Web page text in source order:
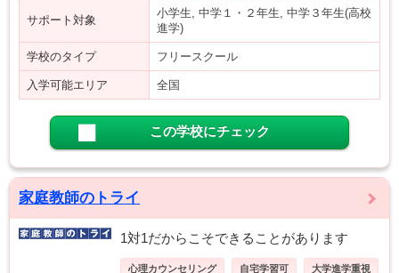
サポート対象
小学生, 中学１・２年生, 中学３年生(高校
進学)
学校のタイプ フリースクール
入学可能エリア 全国
この学校にチェック
家庭教師のトライ
1対1だからこそできることがあります
心理カウンセリング 自宅学習可 大学進学重視